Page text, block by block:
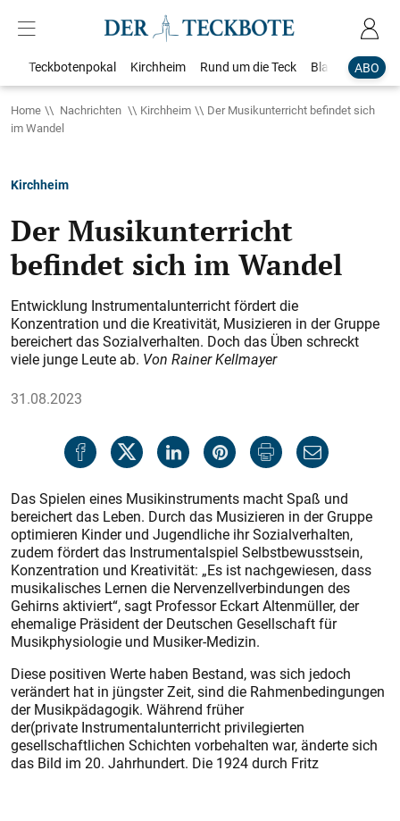
ABO
Teckbotenpokal Kirchheim Rund um die Teck Blaulicht
Home Nachrichten Kirchheim
Der Musikunterricht befindet sich
im Wandel
Kirchheim
Der Musikunterricht
befindet sich im Wandel
Entwicklung Instrumentalunterricht fördert die
Konzentration und die Kreativität, Musizieren in der Gruppe
bereichert das Sozialverhalten. Doch das Üben schreckt
viele junge Leute ab. Von Rainer Kellmayer
31.08.2023
Das Spielen eines Musikinstruments macht Spaß und
bereichert das Leben. Durch das Musizieren in der Gruppe
optimieren Kinder und Jugendliche ihr Sozialverhalten,
zudem fördert das Instrumentalspiel Selbstbewusstsein,
Konzentration und Kreativität: „Es ist nachgewiesen, dass
musikalisches Lernen die Nervenzellverbindungen des
Gehirns aktiviert“, sagt Professor Eckart Altenmüller, der
ehemalige Präsident der Deutschen Gesellschaft für
Musikphysiologie und Musiker-Medizin.
Diese positiven Werte haben Bestand, was sich jedoch
verändert hat in jüngster Zeit, sind die Rahmenbedingungen
der Musikpädagogik. Während früher
der(private Instrumentalunterricht privilegierten
gesellschaftlichen Schichten vorbehalten war, änderte sich
das Bild im 20. Jahrhundert. Die 1924 durch Fritz